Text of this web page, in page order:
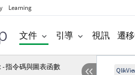
Learning
文件 引導 視訊 遷
- 指令碼與圖表函數